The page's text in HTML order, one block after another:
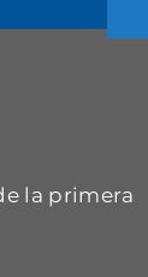
la primera